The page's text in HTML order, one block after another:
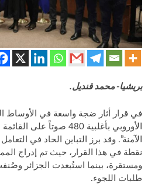
بريشيا- محمد قنديل.
في قرار أثار ضجة واسعة في الأوساط
الأوروبي بأغلبية 480
الآمنة”. وقد برز التباين الحاد في
نقطة في هذا القرار، حيث تم إدراج
ومستقرة، بينما استُبعدت الجزائر
طلبات اللجوء.